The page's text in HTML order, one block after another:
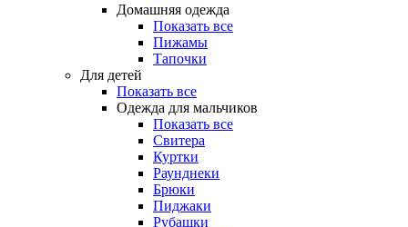
Домашняя одежда
Показать все
Пижамы
Тапочки
Для детей
Показать все
Одежда для мальчиков
Показать все
Свитера
Куртки
Раунднеки
Брюки
Пиджаки
Рубашки